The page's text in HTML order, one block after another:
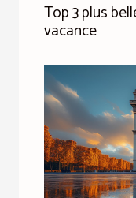
Top 3 plus
vacance